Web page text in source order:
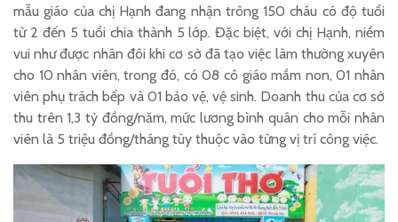
mẫu giáo của chị Hạnh đang nhận trông 150 cháu có độ tuổi
từ 2 đến 5 tuổi chia thành 5 lớp. Đặc biệt, với chị Hạnh, niềm
vui như được nhân đôi khi cơ sở đã tạo việc làm thường xuyên
cho 10 nhân viên, trong đó, có 08 cô giáo mầm non, 01 nhân
viên phụ trách bếp và 01 bảo vệ, vệ sinh. Doanh thu của cơ sở
thu trên 1,3 tỷ đồng/năm, mức lương bình quân cho mỗi nhân
viên là 5 triệu đồng/tháng tùy thuộc vào từng vị trí công việc.